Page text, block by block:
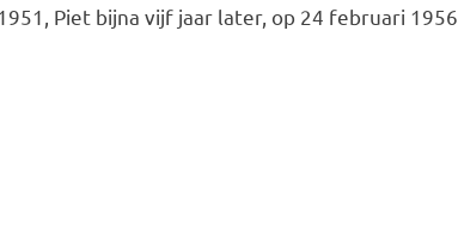
Piet bijna vijf jaar later, op 24 februari 1956.